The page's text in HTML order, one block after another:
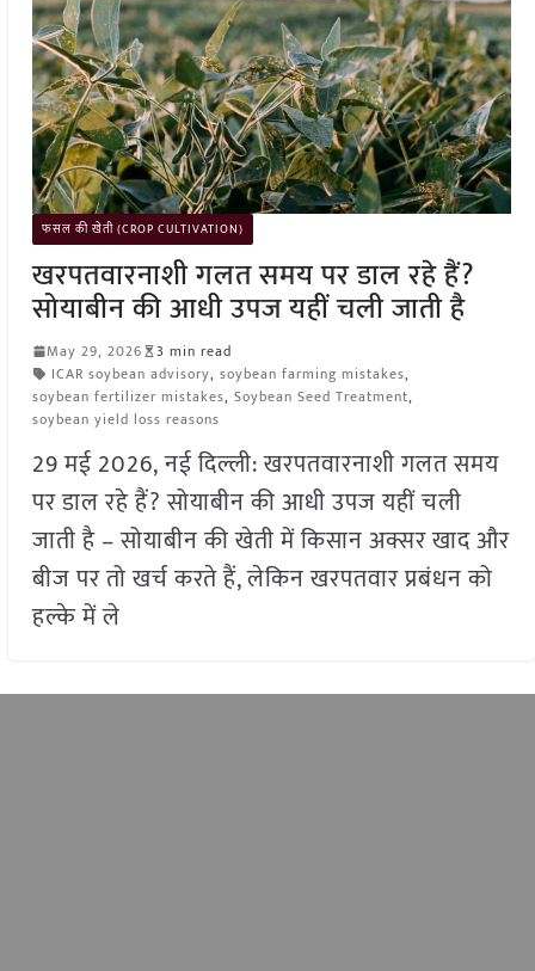
फसल की खेती (CROP CULTIVATION)
खरपतवारनाशी गलत समय पर डाल रहे हैं?
सोयाबीन की आधी उपज यहीं चली जाती है
May 29, 2026
3 min read
ICAR soybean advisory, soybean farming mistakes,
soybean fertilizer mistakes, Soybean Seed Treatment,
soybean yield loss reasons
29 मई 2026, नई दिल्ली: खरपतवारनाशी गलत समय
पर डाल रहे हैं? सोयाबीन की आधी उपज यहीं चली
जाती है – सोयाबीन की खेती में किसान अक्सर खाद और
बीज पर तो खर्च करते हैं, लेकिन खरपतवार प्रबंधन को
हल्के में ले